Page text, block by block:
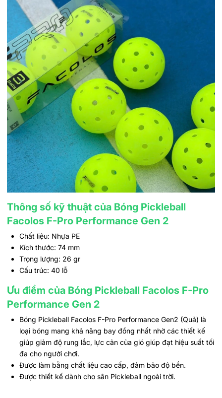
Thông số kỹ thuật của Bóng Pickleball
Facolos F-Pro Performance Gen 2
Chất liệu: Nhựa PE
Kích thước: 74 mm
Trọng lượng: 26 gr
Cấu trúc: 40 lỗ
Ưu điểm của Bóng Pickleball Facolos F-Pro
Performance Gen 2
Bóng Pickleball Facolos F-Pro Performance Gen2 (Quả) là
loại bóng mang khả năng bay đồng nhất nhờ các thiết kế
giúp giảm độ rung lắc, lực cản của gió giúp đạt hiệu suất tối
đa cho người chơi.
Được làm bằng chất liệu cao cấp, đảm bảo độ bền.
Được thiết kế dành cho sân Pickleball ngoài trời.